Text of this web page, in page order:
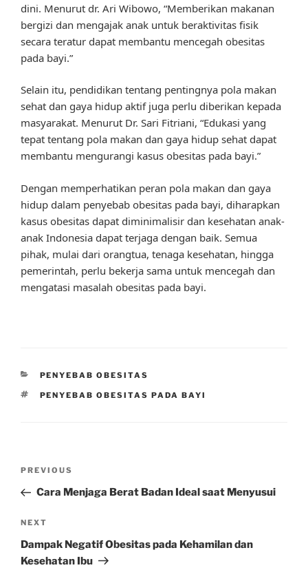
dini. Menurut dr. Ari Wibowo, “Memberikan makanan
bergizi dan mengajak anak untuk beraktivitas fisik
secara teratur dapat membantu mencegah obesitas
pada bayi.”
Selain itu, pendidikan tentang pentingnya pola makan
sehat dan gaya hidup aktif juga perlu diberikan kepada
masyarakat. Menurut Dr. Sari Fitriani, “Edukasi yang
tepat tentang pola makan dan gaya hidup sehat dapat
membantu mengurangi kasus obesitas pada bayi.”
Dengan memperhatikan peran pola makan dan gaya
hidup dalam penyebab obesitas pada bayi, diharapkan
kasus obesitas dapat diminimalisir dan kesehatan anak-
anak Indonesia dapat terjaga dengan baik. Semua
pihak, mulai dari orangtua, tenaga kesehatan, hingga
pemerintah, perlu bekerja sama untuk mencegah dan
mengatasi masalah obesitas pada bayi.
CATEGORIES
PENYEBAB OBESITAS
TAGS
PENYEBAB OBESITAS PADA BAYI
Previous
Post
PREVIOUS
Cara Menjaga Berat Badan Ideal saat Menyusui
Next
Post
NEXT
Dampak Negatif Obesitas pada Kehamilan dan
Kesehatan Ibu